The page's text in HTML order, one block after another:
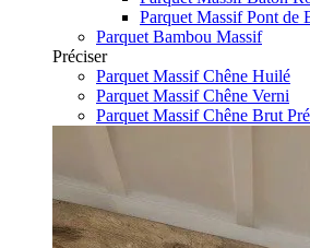
Parquet Massif Pont de
Parquet Bambou Massif
Préciser
Parquet Massif Chêne Huilé
Parquet Massif Chêne Verni
Parquet Massif Chêne Brut